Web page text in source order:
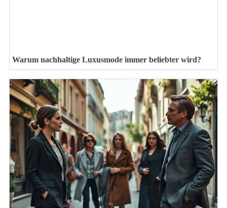
Warum nachhaltige Luxusmode immer beliebter wird?